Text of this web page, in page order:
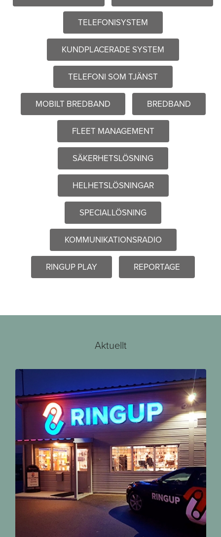
TELEFONISYSTEM
KUNDPLACERADE SYSTEM
TELEFONI SOM TJÄNST
MOBILT BREDBAND BREDBAND
FLEET MANAGEMENT
SÄKERHETSLÖSNING
HELHETSLÖSNINGAR
SPECIALLÖSNING
KOMMUNIKATIONSRADIO
RINGUP PLAY REPORTAGE
Aktuellt